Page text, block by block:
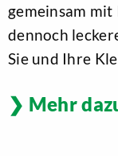
gemeinsam
dennoch
Sie und Ihre
Mehr